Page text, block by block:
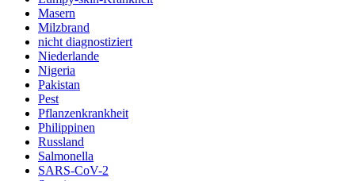
Masern
Milzbrand
nicht diagnostiziert
Niederlande
Nigeria
Pakistan
Pest
Pflanzenkrankheit
Philippinen
Russland
Salmonella
SARS-CoV-2